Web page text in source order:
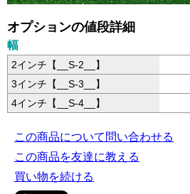
オプションの値段詳細
幅
2インチ【__S-2__】
3インチ【__S-3__】
4インチ【__S-4__】
この商品について問い合わせる
この商品を友達に教える
買い物を続ける